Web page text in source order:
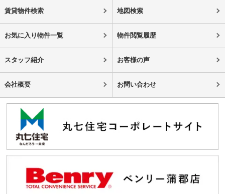
賃貸物件検索 地図検索
お気に入り物件一覧 物件閲覧履歴
スタッフ紹介 お客様の声
会社概要 お問い合わせ